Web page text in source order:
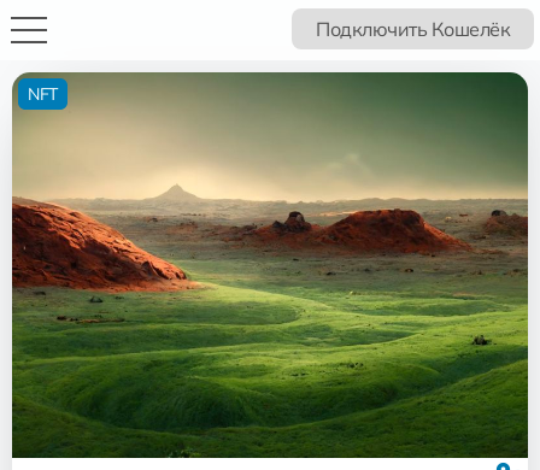
Подключить Кошелёк
NFT